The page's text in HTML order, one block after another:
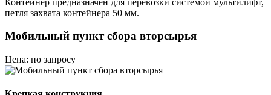
петля захвата контейнера 50 мм.
Мобильный пункт сбора вторсырья
Цена: по запросу